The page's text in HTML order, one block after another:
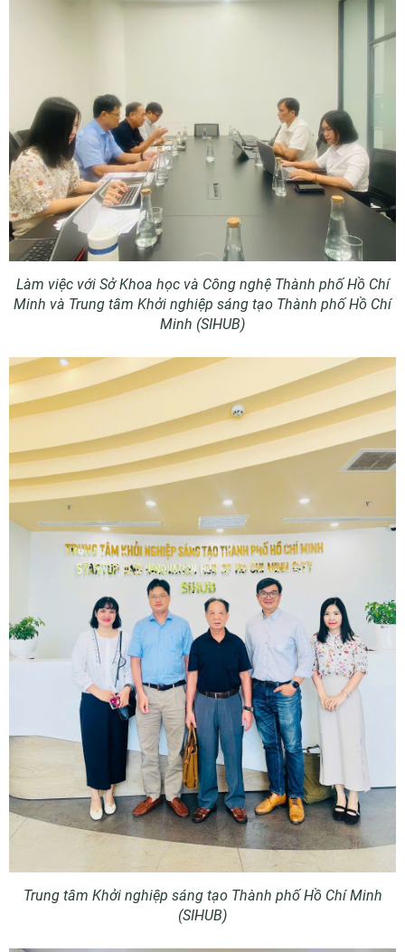
Làm việc với Sở Khoa học và Công nghệ Thành phố Hồ Chí
Minh và Trung tâm Khởi nghiệp sáng tạo Thành phố Hồ Chí
Minh (SIHUB)
Trung tâm Khởi nghiệp sáng tạo Thành phố Hồ Chí Minh
(SIHUB)